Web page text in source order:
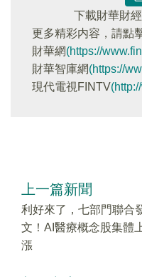
下載財華財
更多精彩内容，請點
財華網(https://
財華智庫網(https://
現代電視FINTV
上一篇新聞
利好來了，七部門聯合
文！AI醫療概念股集體
漲